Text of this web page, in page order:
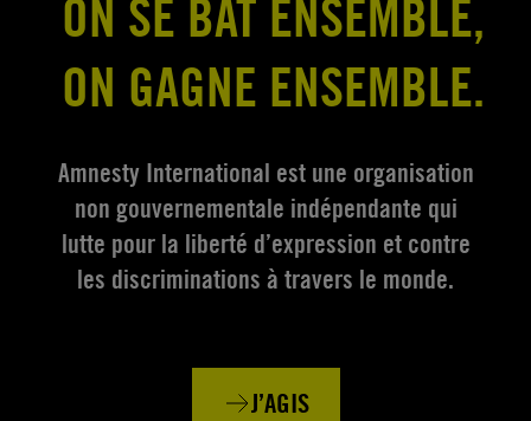
ON SE BAT ENSEMBLE,
ON GAGNE ENSEMBLE.
Amnesty International est une organisation
non gouvernementale indépendante qui
lutte pour la liberté d’expression et contre
les discriminations à travers le monde.
J’AGIS